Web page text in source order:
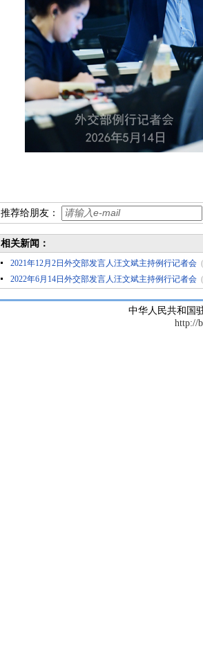
推荐给朋友：
相关新闻：
2021年12月2日外交部发言人汪文斌主持例行记者会
2022年6月14日外交部发言人汪文斌主持例行记者会
中华人民共和国
http://